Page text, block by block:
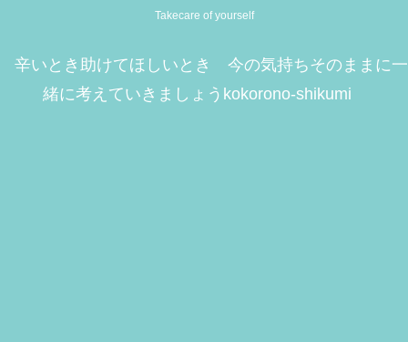
Takecare of yourself
辛いとき助けてほしいとき 今の気持ちそのままに一
緒に考えていきましょうkokorono-shikumi